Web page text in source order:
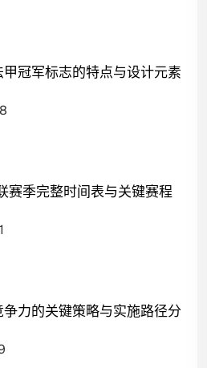
冠军标志的特点与设计元素
赛季完整时间表与关键赛程
力的关键策略与实施路径分